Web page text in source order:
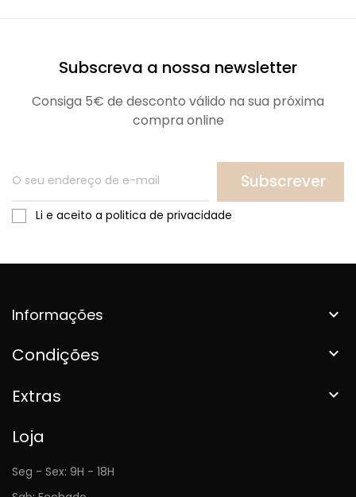
Subscreva a nossa newsletter
Consiga 5€ de desconto válido na sua próxima
compra online
Subscrever
Li e aceito a politica de privacidade
Informações 
Condições 
Extras 
Loja
Seg - Sex: 9H - 18H